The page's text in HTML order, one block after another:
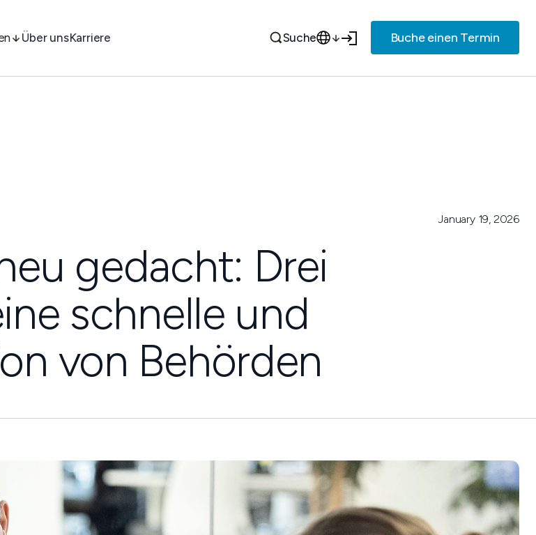
Über unsKarriere Suche Buche einen Termin
January 19, 2026
gedacht: Drei
schnelle und
von Behörden